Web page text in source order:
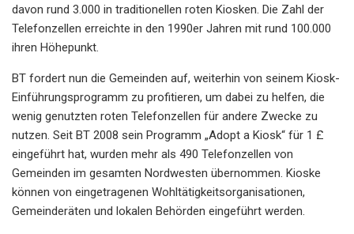
davon rund 3.000 in traditionellen roten Kiosken. Die Zahl der
Telefonzellen erreichte in den 1990er Jahren mit rund 100.000
ihren Höhepunkt.
BT fordert nun die Gemeinden auf, weiterhin von seinem Kiosk-
Einführungsprogramm zu profitieren, um dabei zu helfen, die
wenig genutzten roten Telefonzellen für andere Zwecke zu
nutzen. Seit BT 2008 sein Programm „Adopt a Kiosk“ für 1 £
eingeführt hat, wurden mehr als 490 Telefonzellen von
Gemeinden im gesamten Nordwesten übernommen. Kioske
können von eingetragenen Wohltätigkeitsorganisationen,
Gemeinderäten und lokalen Behörden eingeführt werden.